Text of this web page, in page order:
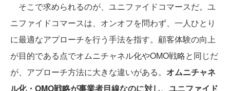
そこで求められるのが、ユニファイドコマースだ。ユ
ニファイドコマースは、オンオフを問わず、一人ひとり
に最適なアプローチを行う手法を指す。顧客体験の向上
が目的である点でオムニチャネル化やOMO戦略と同じだ
が、アプローチ方法に大きな違いがある。 オムニチャネ
ル化・OMO戦略が事業者目線なのに対し、ユニファイド